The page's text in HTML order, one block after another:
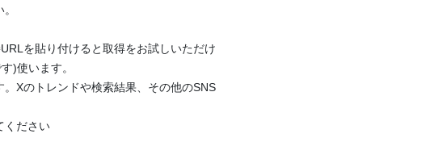
を貼り付けると取得をお試しいただけ
)使います。
Xのトレンドや検索結果、その他のSNS
ください